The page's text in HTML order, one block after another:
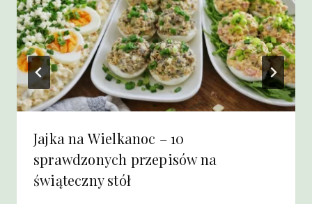
Jajka na Wielkanoc – 10
sprawdzonych przepisów na
świąteczny stół